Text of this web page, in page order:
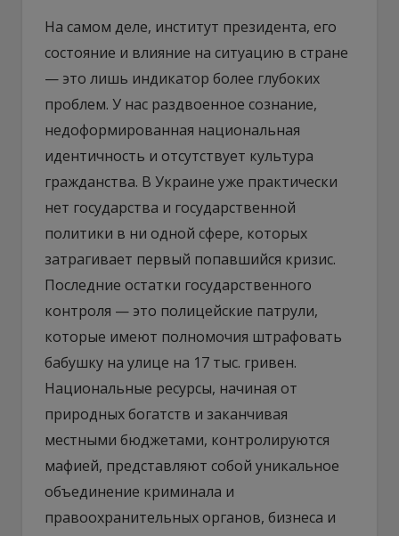
На самом деле, институт президента, его
состояние и влияние на ситуацию в стране
— это лишь индикатор более глубоких
проблем. У нас раздвоенное сознание,
недоформированная национальная
идентичность и отсутствует культура
гражданства. В Украине уже практически
нет государства и государственной
политики в ни одной сфере, которых
затрагивает первый попавшийся кризис.
Последние остатки государственного
контроля — это полицейские патрули,
которые имеют полномочия штрафовать
бабушку на улице на 17 тыс. гривен.
Национальные ресурсы, начиная от
природных богатств и заканчивая
местными бюджетами, контролируются
мафией, представляют собой уникальное
объединение криминала и
правоохранительных органов, бизнеса и